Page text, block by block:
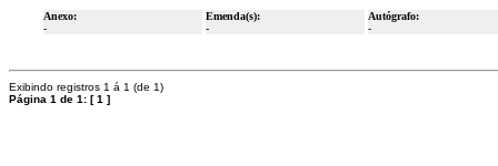
Anexo:
-
Emenda(s):
-
Autógrafo:
-
Exibindo registros 1 á 1 (de 1)
Página 1 de 1: [1 ]